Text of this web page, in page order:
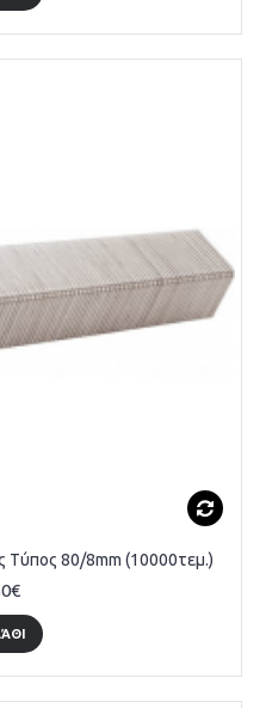
Τύπος 80/8mm (10000τεμ.)